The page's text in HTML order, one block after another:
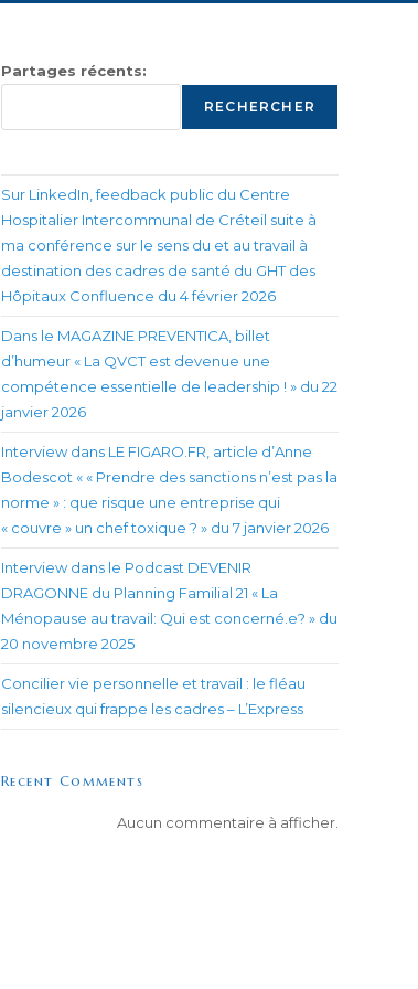
Partages récents:
RECHERCHER
Sur LinkedIn, feedback public du Centre
Hospitalier Intercommunal de Créteil suite à
ma conférence sur le sens du et au travail à
destination des cadres de santé du GHT des
Hôpitaux Confluence du 4 février 2026
Dans le MAGAZINE PREVENTICA, billet
d’humeur « La QVCT est devenue une
compétence essentielle de leadership ! » du 22
janvier 2026
Interview dans LE FIGARO.FR, article d’Anne
Bodescot « « Prendre des sanctions n’est pas la
norme » : que risque une entreprise qui
« couvre » un chef toxique ? » du 7 janvier 2026
Interview dans le Podcast DEVENIR
DRAGONNE du Planning Familial 21 « La
Ménopause au travail: Qui est concerné.e? » du
20 novembre 2025
Concilier vie personnelle et travail : le fléau
silencieux qui frappe les cadres – L’Express
Recent Comments
Aucun commentaire à afficher.